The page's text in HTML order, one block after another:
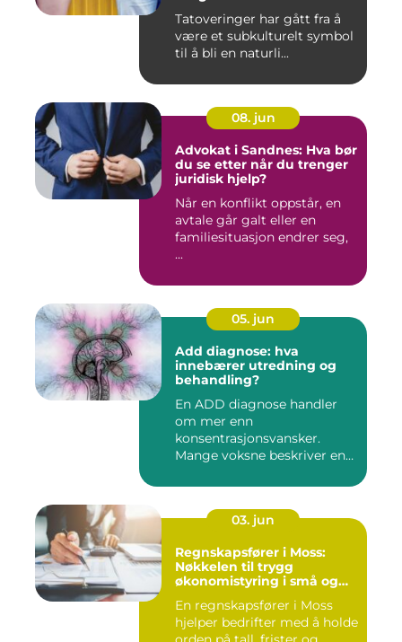
Tatoveringer har gått fra å
være et subkulturelt symbol
til å bli en naturli...
08. jun
Advokat i Sandnes: Hva bør
du se etter når du trenger
juridisk hjelp?
Når en konflikt oppstår, en
avtale går galt eller en
familiesituasjon endrer seg,
...
05. jun
Add diagnose: hva
innebærer utredning og
behandling?
En ADD diagnose handler
om mer enn
konsentrasjonsvansker.
Mange voksne beskriver en
03. jun
Regnskapsfører i Moss:
Nøkkelen til trygg
økonomistyring i små og
En regnskapsfører i Moss
hjelper bedrifter med å holde